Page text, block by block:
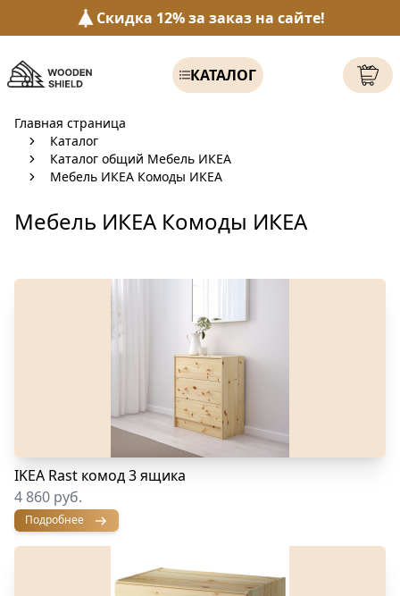
Скидка 12% за заказ на сайте!
КАТАЛОГ
Главная страница
Каталог
Каталог общий Мебель ИКЕА
Мебель ИКЕА Комоды ИКЕА
Мебель ИКЕА Комоды ИКЕА
IKEA Rast комод 3 ящика
4 860 руб.
Подробнее